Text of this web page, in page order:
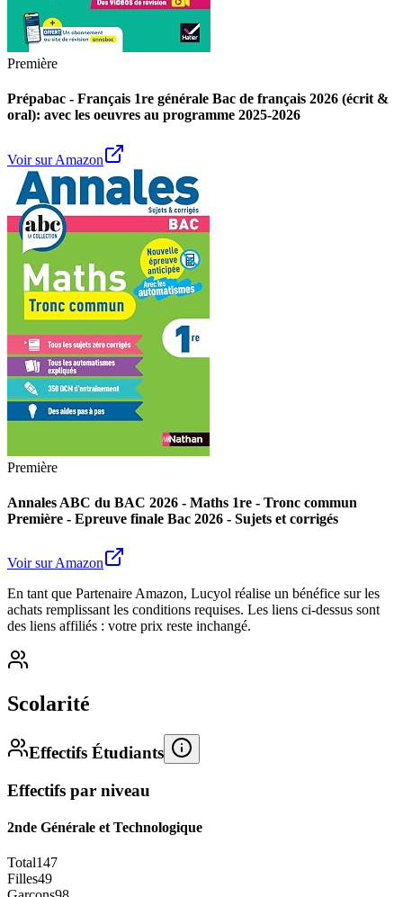
Première
Prépabac - Français 1re générale Bac de français 2026 (écrit &
oral): avec les oeuvres au programme 2025-2026
Voir sur Amazon
Première
Annales ABC du BAC 2026 - Maths 1re - Tronc commun
Première - Epreuve finale Bac 2026 - Sujets et corrigés
Voir sur Amazon
En tant que Partenaire Amazon, Lucyol réalise un bénéfice sur les
achats remplissant les conditions requises. Les liens ci-dessus sont
des liens affiliés : votre prix reste inchangé.
Scolarité
Effectifs Étudiants
Effectifs par niveau
2nde Générale et Technologique
Total147
Filles49